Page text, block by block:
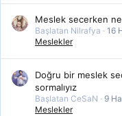
Meslek secerken
Başlatan Nilrafya 16
Meslekler
Doğru bir meslek
sormalıyız
Başlatan CeSaN 9
Meslekler